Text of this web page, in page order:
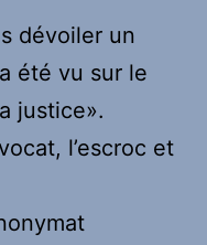
dévoiler un
été vu sur le
justice».
l’escroc et